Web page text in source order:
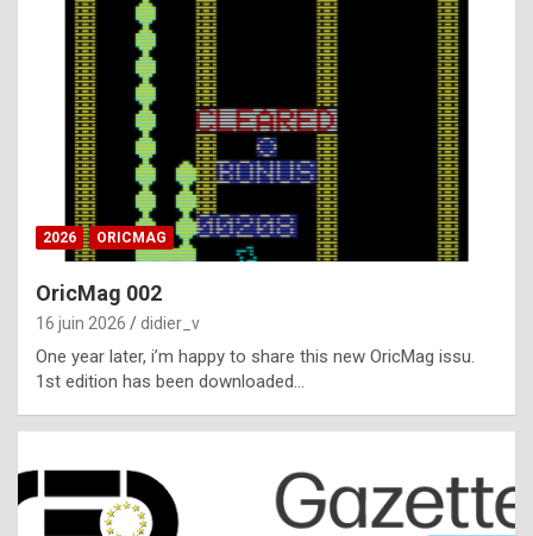
y
d
i
ff
i
l
t
t
s
2026 ORICMAG
OricMag 002
16 juin 2026 didier_v
One year later, i’m happy to share this new OricMag issu.
1st edition has been downloaded…